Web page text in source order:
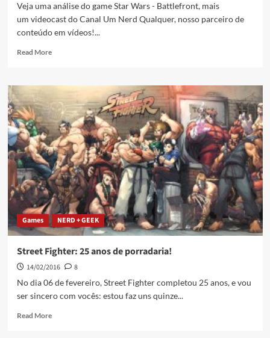
Veja uma análise do game Star Wars - Battlefront, mais
um videocast do Canal Um Nerd Qualquer, nosso parceiro de
conteúdo em vídeos!...
Read More
Games NERD + GEEK
Street Fighter: 25 anos de porradaria!
14/02/2016
8
No dia 06 de fevereiro, Street Fighter completou 25 anos, e vou
ser sincero com vocês: estou faz uns quinze...
Read More